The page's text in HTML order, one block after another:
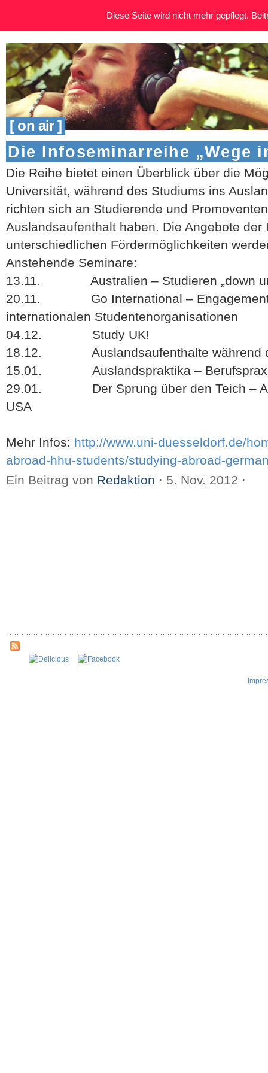
[ on air ]
Die Infoseminarreihe „Wege
Die Reihe bietet einen Überblick über die
Universität, während des Studiums ins
richten sich an Studierende und
Auslandsaufenthalt haben. Die Angebote der
unterschiedlichen Fördermöglichkeiten
Anstehende Seminare:
13.11. Australien – Studieren „down
20.11. Go International – Engagement
internationalen Studentenorganisationen
04.12. Study UK!
18.12. Auslandsaufenthalte während
15.01. Auslandspraktika – Berufspraxis
29.01. Der Sprung über den Teich –
USA
Mehr Infos: http://www.uni-duesseldorf.de/
abroad-hhu-students/studying-abroad-
Ein Beitrag von Redaktion ⋅ 5. Nov. 2012 ⋅
Diese Seite wird nicht mehr gepflegt.